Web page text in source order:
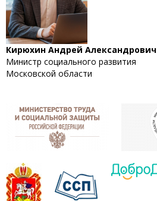
Кирюхин Андрей Александрович
Министр социального развития
Московской области